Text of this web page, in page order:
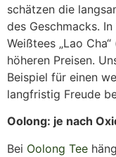
schätzen die
des Geschmacks.
Weißtees „Lao
höheren Preisen.
Beispiel für einen
langfristig Freude
Oolong: je nach
Bei Oolong Tee